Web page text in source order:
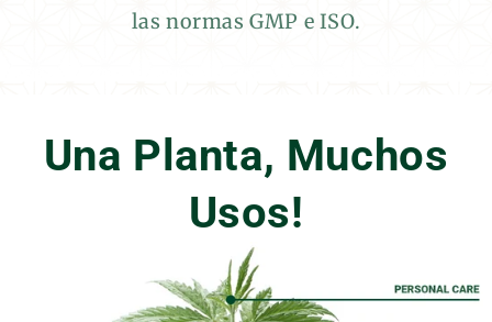
las normas GMP e ISO.
Una Planta, Muchos
Usos!